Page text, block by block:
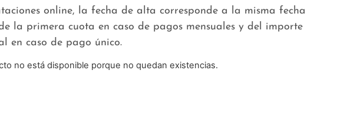
online, la fecha de alta corresponde a la misma fecha
la primera cuota en caso de pagos mensuales y del importe
en caso de pago único.
no está disponible porque no quedan existencias.